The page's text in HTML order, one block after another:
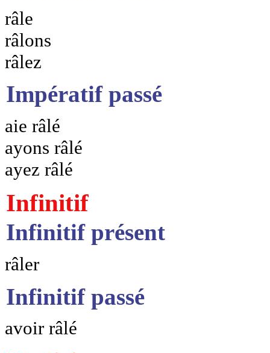
râle
râlons
râlez
Impératif passé
aie râlé
ayons râlé
ayez râlé
Infinitif
Infinitif présent
râler
Infinitif passé
avoir râlé